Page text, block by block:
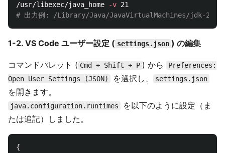
/usr/libexec/java_home -v
# 出力例: /Library/Java/JavaVirtualMachines/jdk-
1-2. VS Code ユーザー設定 ( settings.json ) の編集
コマンドパレット ( Cmd + Shift + P ) から
Preferences:
Open User Settings (JSON)
を選択し、 settings.json
を開きます。
java.configuration.runtimes
を以下のように設定（ま
たは追記）しました。
{